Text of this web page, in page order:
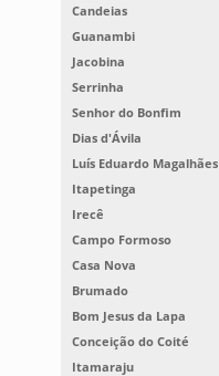
Candeias
Guanambi
Jacobina
Serrinha
Senhor do Bonfim
Dias d'Ávila
Luís Eduardo Magalhães
Itapetinga
Irecê
Campo Formoso
Casa Nova
Brumado
Bom Jesus da Lapa
Conceição do Coité
Itamaraju